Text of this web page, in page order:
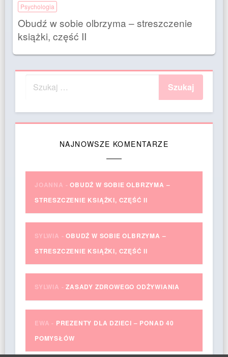
Psychologia
Obudź w sobie olbrzyma – streszczenie
książki, część II
NAJNOWSZE KOMENTARZE
JOANNA -OBUDŹ W SOBIE OLBRZYMA –
STRESZCZENIE KSIĄŻKI, CZĘŚĆ II
SYLWIA -OBUDŹ W SOBIE OLBRZYMA –
STRESZCZENIE KSIĄŻKI, CZĘŚĆ II
SYLWIA -ZASADY ZDROWEGO ODŻYWIANIA
EWA - PREZENTY DLA DZIECI – PONAD 40
POMYSŁÓW